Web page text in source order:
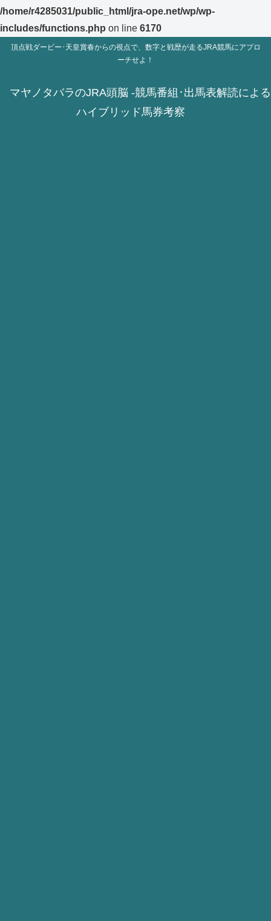
/home/r4285031/public_html/jra-ope.net/wp/wp-
includes/functions.php on line 6170
頂点戦ダービー･天皇賞春からの視点で、数字と戦歴が走るJRA競馬にアプロ
ーチせよ！
マヤノタバラのJRA頭脳 -競馬番組･出馬表解読による
ハイブリッド馬券考察